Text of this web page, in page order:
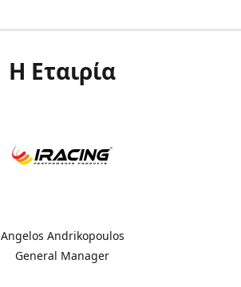
Η Εταιρία
Angelos Andrikopoulos
General Manager